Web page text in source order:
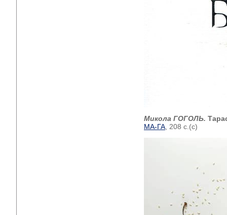
Микола ГОГОЛЬ.
МА-ГА , 208 с.(с)